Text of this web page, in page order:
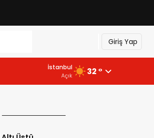
Giriş Yap
İstanbul
Açık 32 °